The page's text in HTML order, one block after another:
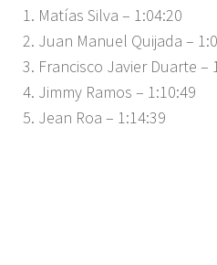
Matías Silva – 1:04:20
Juan Manuel Quijada –
Francisco Javier Duarte –
Jimmy Ramos – 1:10:49
Jean Roa – 1:14:39